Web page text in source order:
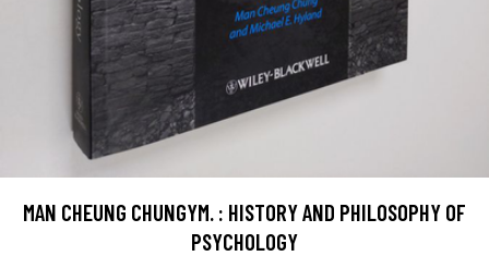
MAN CHEUNG CHUNGYM. : HISTORY AND PHILOSOPHY OF
PSYCHOLOGY